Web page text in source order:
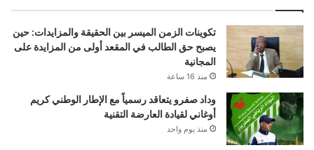
تكوينات الزمن الميسر بين الحقيقة والمزايدات: حين
يصبح حق الطالب في المقعد أولى من المزايدة على
المجانية
منذ 16 ساعة
وداد صفرو يتعاقد رسمياً مع الإطار الوطني كريم
أوغاني لقيادة العارضة التقنية
منذ يوم واحد